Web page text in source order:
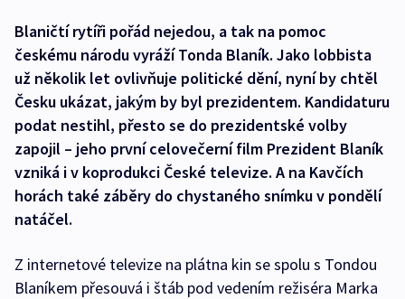
Blaničtí rytíři pořád nejedou, a tak na pomoc
českému národu vyráží Tonda Blaník. Jako lobbista
už několik let ovlivňuje politické dění, nyní by chtěl
Česku ukázat, jakým by byl prezidentem. Kandidaturu
podat nestihl, přesto se do prezidentské volby
zapojil – jeho první celovečerní film Prezident Blaník
vzniká i v koprodukci České televize. A na Kavčích
horách také záběry do chystaného snímku v pondělí
natáčel.
Z internetové televize na plátna kin se spolu s Tondou
Blaníkem přesouvá i štáb pod vedením režiséra Marka